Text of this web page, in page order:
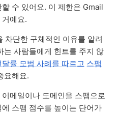
수 있어요. 이 제한은 Gmail
예요.
차단한 구체적인 이유를 알려
는 사람들에게 힌트를 주지 않
률 모범 사례를 따르고 스팸
요해요.
메일이나 도메인을 스팸으로
스팸 점수를 높이는 단어가